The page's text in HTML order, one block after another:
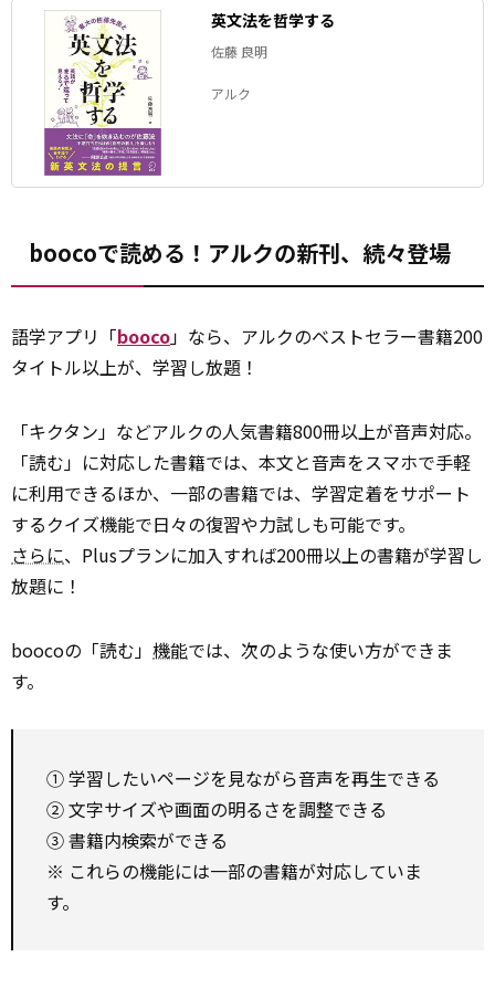
英文法を哲学する
佐藤 良明
アルク
boocoで読める！アルクの新刊、続々登場
語学アプリ「booco」なら、アルクのベストセラー書籍200
タイトル以上が、学習し放題！
「キクタン」などアルクの人気書籍800冊以上が音声対応。
「読む」に対応した書籍では、本文と音声をスマホで手軽
に利用できるほか、一部の書籍では、学習定着をサポート
するクイズ機能で日々の復習や力試しも可能です。
さらに、Plusプランに加入すれば200冊以上の書籍が学習し
放題に！
boocoの「読む」 機能では、次のような使い方ができま
す。
① 学習したいページを見ながら音声を再生できる
② 文字サイズや画面の明るさを調整できる
③ 書籍内検索ができる
※ これらの機能には一部の書籍が対応していま
す。